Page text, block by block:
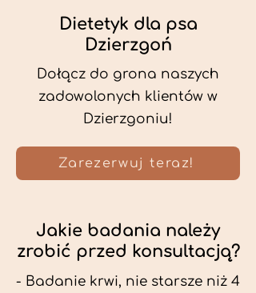
Dietetyk dla psa
Dzierzgoń
Dołącz do grona naszych
zadowolonych klientów w
Dzierzgoniu!
Zarezerwuj teraz!
Jakie badania należy
zrobić przed konsultacją?
- Badanie krwi, nie starsze niż 4